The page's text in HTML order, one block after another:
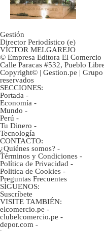
Gestión
Director Periodístico (e)
VÍCTOR MELGAREJO
© Empresa Editora El Comercio
Calle Paracas #532, Pueblo
Copyright© | Gestion.pe |
reservados
SECCIONES:
Portada -
Economía -
Mundo -
Perú -
Tu Dinero -
Tecnología
CONTACTO:
¿Quiénes somos? -
Términos y Condiciones -
Política de Privacidad -
Politica de Cookies -
Preguntas Frecuentes
SÍGUENOS:
Suscríbete
VISITE TAMBIÉN:
elcomercio.pe -
clubelcomercio.pe -
depor.com -